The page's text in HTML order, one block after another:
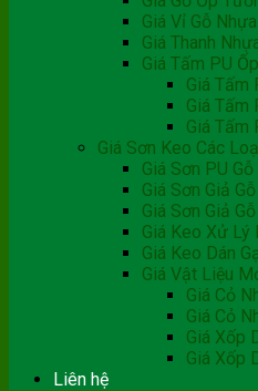
Giá Vỉ Gỗ
Giá Thanh
Giá Tấm PU
Giá Tấm
Giá Tấm
Giá Tấm
Giá Sơn Keo Các
Giá Sơn PU
Giá Sơn Giả
Giá Sơn Giả
Giá Keo Xử
Giá Keo Dán
Giá Vật Liệu
Giá Cỏ
Giá Cỏ
Giá Xốp
Giá Xốp
Liên hệ